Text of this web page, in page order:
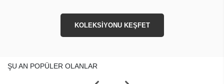
KOLEKSİYONU KEŞFET
ŞU AN POPÜLER OLANLAR